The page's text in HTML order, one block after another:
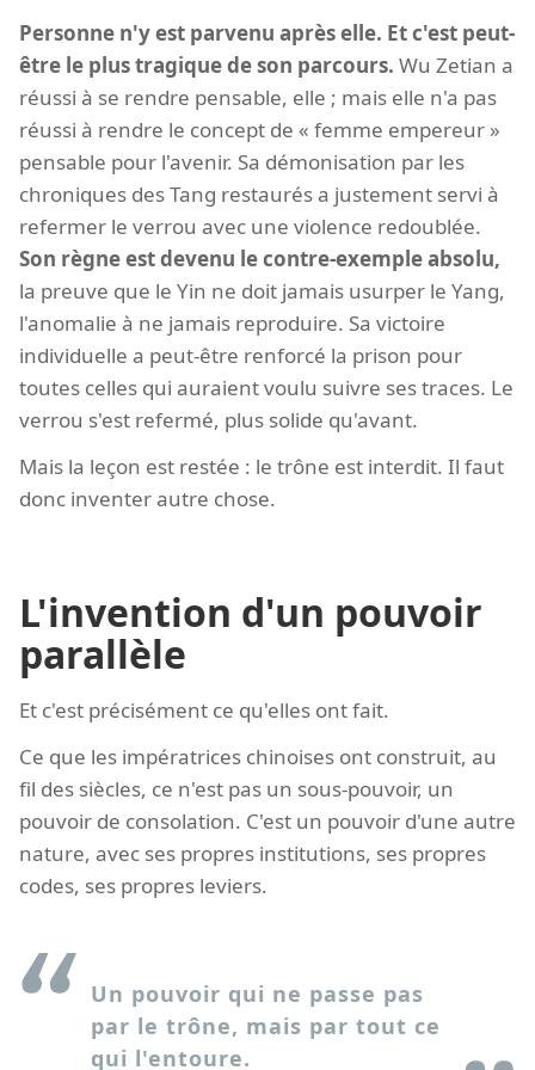
Personne n'y est parvenu après elle. Et c'est peut-
être le plus tragique de son parcours. Wu Zetian a
réussi à se rendre pensable, elle ; mais elle n'a pas
réussi à rendre le concept de « femme empereur »
pensable pour l'avenir. Sa démonisation par les
chroniques des Tang restaurés a justement servi à
refermer le verrou avec une violence redoublée.
Son règne est devenu le contre-exemple absolu,
la preuve que le Yin ne doit jamais usurper le Yang,
l'anomalie à ne jamais reproduire. Sa victoire
individuelle a peut-être renforcé la prison pour
toutes celles qui auraient voulu suivre ses traces. Le
verrou s'est refermé, plus solide qu'avant.
Mais la leçon est restée : le trône est interdit. Il faut
donc inventer autre chose.
L'invention d'un pouvoir
parallèle
Et c'est précisément ce qu'elles ont fait.
Ce que les impératrices chinoises ont construit, au
fil des siècles, ce n'est pas un sous-pouvoir, un
pouvoir de consolation. C'est un pouvoir d'une autre
nature, avec ses propres institutions, ses propres
codes, ses propres leviers.
Un pouvoir qui ne passe pas
par le trône, mais par tout ce
qui l'entoure.